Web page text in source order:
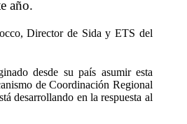
año.
Director de Sida y ETS del
desde su país asumir esta
de Coordinación Regional
desarrollando en la respuesta al